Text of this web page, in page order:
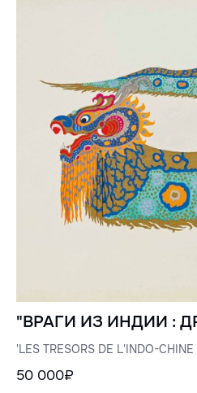
"ВРАГИ ИЗ ИНДИИ :
'LES TRESORS DE L'INDO-
50 000₽